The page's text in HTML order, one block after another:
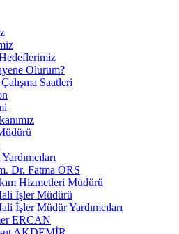
Olurum?
Saatleri
Dr. Fatma ÖRS
Hizmetleri Müdürü
İşler Müdürü
İşler Müdür Yardımcıları
ERCAN